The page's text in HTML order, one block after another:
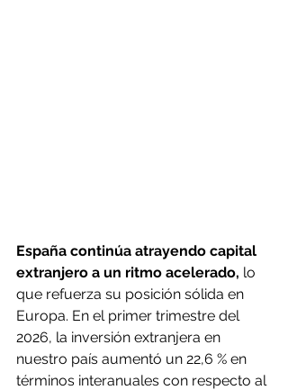
España continúa atrayendo capital
extranjero a un ritmo acelerado, lo
que refuerza su posición sólida en
Europa. En el primer trimestre del
2026, la inversión extranjera en
nuestro país aumentó un 22,6 % en
términos interanuales con respecto al